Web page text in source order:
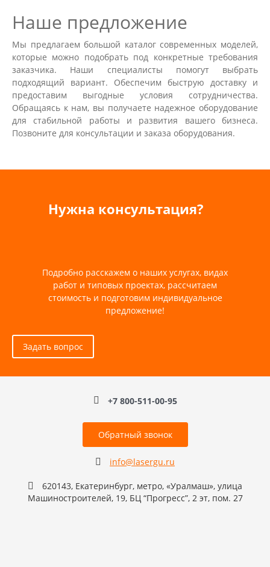
Наше предложение
Мы предлагаем большой каталог современных моделей,
которые можно подобрать под конкретные требования
заказчика. Наши специалисты помогут выбрать
подходящий вариант. Обеспечим быструю доставку и
предоставим выгодные условия сотрудничества.
Обращаясь к нам, вы получаете надежное оборудование
для стабильной работы и развития вашего бизнеса.
Позвоните для консультации и заказа оборудования.
Нужна консультация?
Подробно расскажем о наших услугах, видах
работ и типовых проектах, рассчитаем
стоимость и подготовим индивидуальное
предложение!
Задать вопрос
+7 800-511-00-95
Обратный звонок
info@lasergu.ru
620143, Екатеринбург, метро, «Уралмаш», улица
Машиностроителей, 19, БЦ “Прогресс”, 2 эт, пом. 27